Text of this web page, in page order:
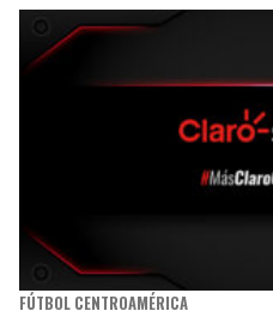
FÚTBOL CENTROAMÉRICA